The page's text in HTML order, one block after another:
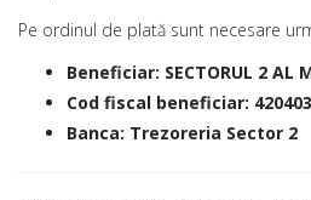
Pe ordinul de plată sunt necesare
Beneficiar: SECTORUL 2 AL
Cod fiscal beneficiar:
Banca: Trezoreria Sector 2